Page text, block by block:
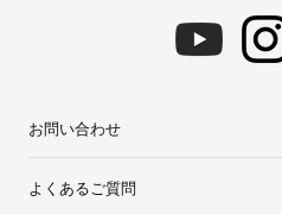
お問い合わせ
よくあるご質問